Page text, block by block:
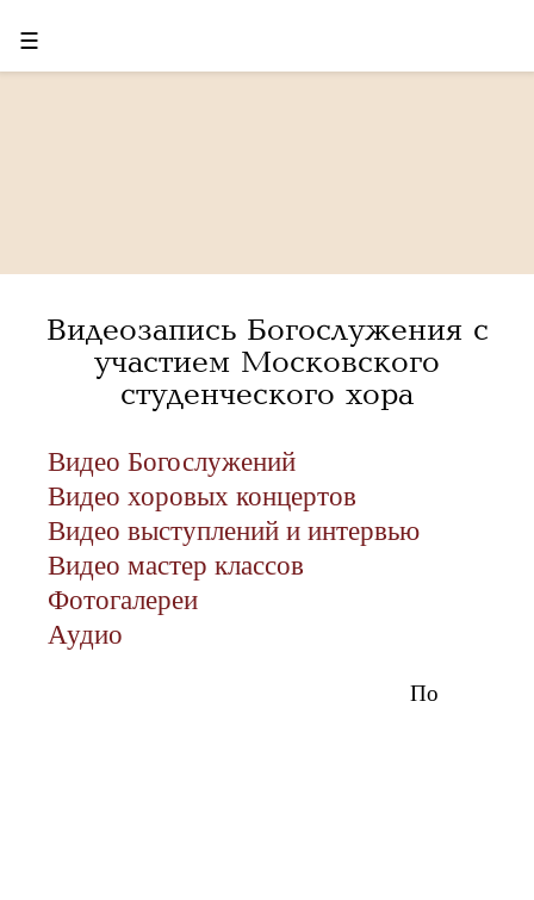
☰
Видеозапись Богослужения с
участием Московского
студенческого хора
Видео Богослужений
Видео хоровых концертов
Видео выступлений и интервью
Видео мастер классов
Фотогалереи
Аудио
По